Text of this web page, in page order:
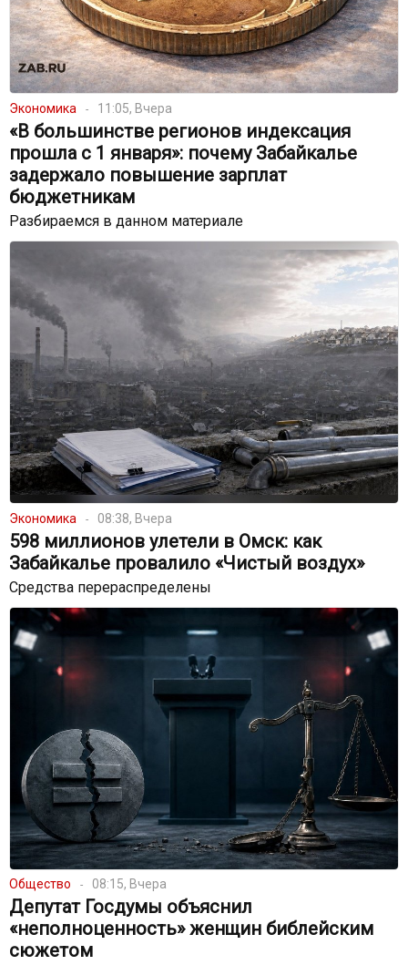
Экономика 11:05, Вчера
«В большинстве регионов индексация
прошла с 1 января»: почему Забайкалье
задержало повышение зарплат
бюджетникам
Разбираемся в данном материале
Экономика 08:38, Вчера
598 миллионов улетели в Омск: как
Забайкалье провалило «Чистый воздух»
Средства перераспределены
Общество 08:15, Вчера
Депутат Госдумы объяснил
«неполноценность» женщин библейским
сюжетом